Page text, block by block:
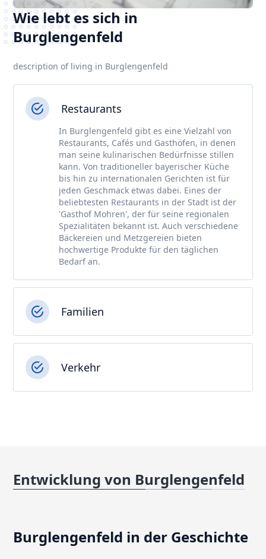
Wie lebt es sich in
Burglengenfeld
description of living in Burglengenfeld
Restaurants
In Burglengenfeld gibt es eine Vielzahl von
Restaurants, Cafés und Gasthöfen, in denen
man seine kulinarischen Bedürfnisse stillen
kann. Von traditioneller bayerischer Küche
bis hin zu internationalen Gerichten ist für
jeden Geschmack etwas dabei. Eines der
beliebtesten Restaurants in der Stadt ist der
'Gasthof Mohren', der für seine regionalen
Spezialitäten bekannt ist. Auch verschiedene
Bäckereien und Metzgereien bieten
hochwertige Produkte für den täglichen
Bedarf an.
Familien
Verkehr
Entwicklung von Burglengenfeld
Burglengenfeld in der Geschichte